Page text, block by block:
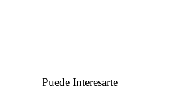
Puede Interesarte